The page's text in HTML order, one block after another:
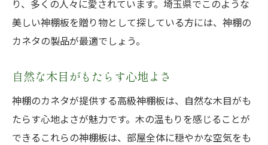
り、多くの人々に愛されています。埼玉県でこのような
美しい神棚板を贈り物として探している方には、神棚の
カネタの製品が最適でしょう。
自然な木目がもたらす心地よさ
神棚のカネタが提供する高級神棚板は、自然な木目がも
たらす心地よさが魅力です。木の温もりを感じることが
できるこれらの神棚板は、部屋全体に穏やかな空気をも